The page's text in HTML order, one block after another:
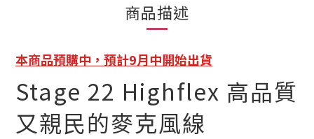
商品描述
本商品預購中，預計9月中開始出貨
Stage 22 Highflex 高品質
又親民的麥克風線